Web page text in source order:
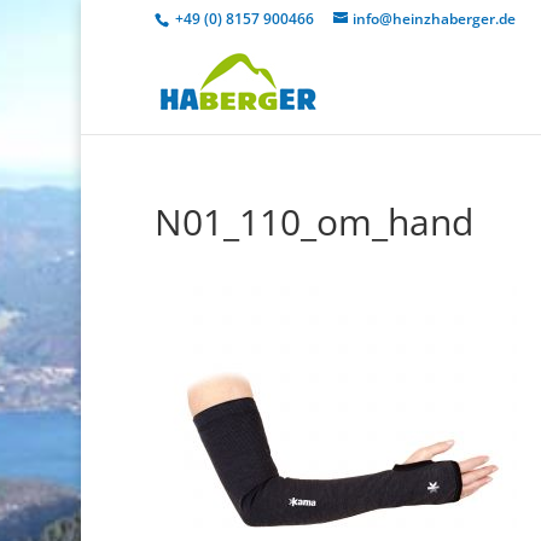
+49 (0) 8157 900466 info@heinzhaberger.de
N01_110_om_hand